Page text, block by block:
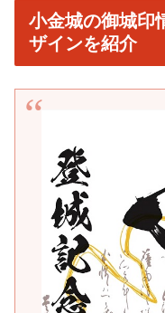
小金城の御城印
ザインを紹介